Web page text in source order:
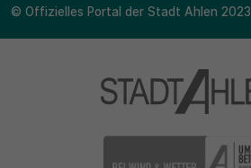
© Offizielles Portal der Stadt Ahlen 2023